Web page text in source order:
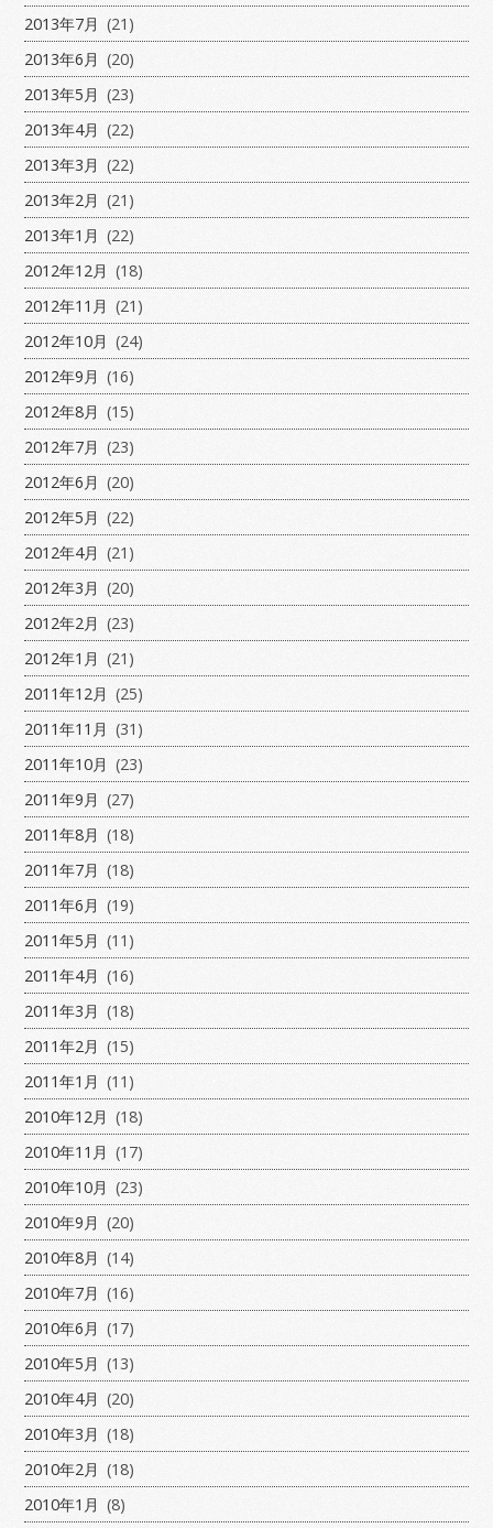
2013年7月 (21)
2013年6月 (20)
2013年5月 (23)
2013年4月 (22)
2013年3月 (22)
2013年2月 (21)
2013年1月 (22)
2012年12月 (18)
2012年11月 (21)
2012年10月 (24)
2012年9月 (16)
2012年8月 (15)
2012年7月 (23)
2012年6月 (20)
2012年5月 (22)
2012年4月 (21)
2012年3月 (20)
2012年2月 (23)
2012年1月 (21)
2011年12月 (25)
2011年11月 (31)
2011年10月 (23)
2011年9月 (27)
2011年8月 (18)
2011年7月 (18)
2011年6月 (19)
2011年5月 (11)
2011年4月 (16)
2011年3月 (18)
2011年2月 (15)
2011年1月 (11)
2010年12月 (18)
2010年11月 (17)
2010年10月 (23)
2010年9月 (20)
2010年8月 (14)
2010年7月 (16)
2010年6月 (17)
2010年5月 (13)
2010年4月 (20)
2010年3月 (18)
2010年2月 (18)
2010年1月 (8)